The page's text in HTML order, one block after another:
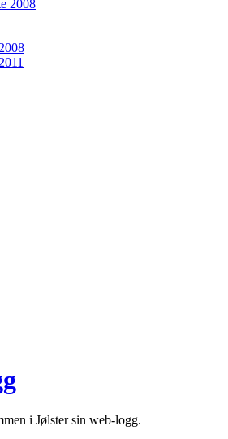
2008
i Jølster sin web-logg.